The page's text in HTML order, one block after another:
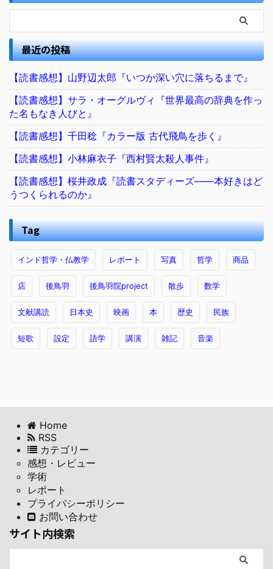
最近の投稿
【読書感想】山野辺太郎『いつか深い穴に落ちるまで』
【読書感想】サラ・オーグルヴィ『世界最高の辞典を作っ
た名もなき人びと』
【読書感想】千田稔『カラー版 古代飛鳥を歩く』
【読書感想】小林麻衣子『西村賢太殺人事件』
【読書感想】桜井政成『読書スタディーズ――本好きはど
うつくられるのか』
Tag
インド哲学・仏教学 レポート 写真 哲学 商品
店 後鳥羽 後鳥羽院project 散歩 数学
文献講読 日本史 映画 本 歴史 民族
短歌 設定 語学 講演 雑記 音楽
Home
RSS
カテゴリー
感想・レビュー
学術
レポート
プライバシーポリシー
お問い合わせ
サイト内検索